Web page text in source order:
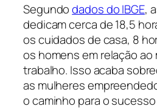
Segundodados do IBGE,
dedicam cerca de 18,5
os cuidados de casa, 8
os homens em relação
trabalho. Isso acaba
as mulheres
o caminho para o